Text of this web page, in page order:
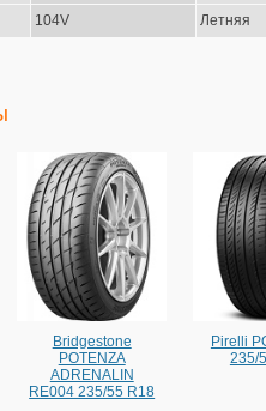
104V Летняя
Bridgestone
POTENZA
ADRENALIN
RE004 235/55 R18
Pirelli
235/